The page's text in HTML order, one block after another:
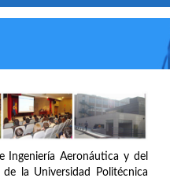
Ingeniería Aeronáutica y del
la Universidad Politécnica